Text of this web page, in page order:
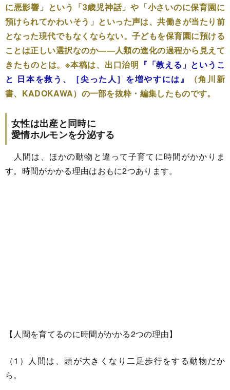
に悪影響」という「3歳児神話」や「小さいのに保育園に
預けられてかわいそう」といった声は、共働きが当たり前
となった現代でもなくならない。子どもを保育園に預ける
ことは正しい選択なのか――人類の進化の過程から見えて
きたものとは。※本稿は、出口治明 『「教える」というこ
と 日本を救う、［尖った人］を増やすには』
（角川新
書、KADOKAWA）の一部を抜粋・編集したものです。
女性は出産と同時に
愛情ホルモンを分泌する
人間は、ほかの動物と違って子育てに時間がかかりま
す。時間がかかる理由はおもに2つあります。
【人間を育てるのに時間がかかる2つの理由】
（1）人間は、頭が大きくなり二足歩行をする動物だか
ら。